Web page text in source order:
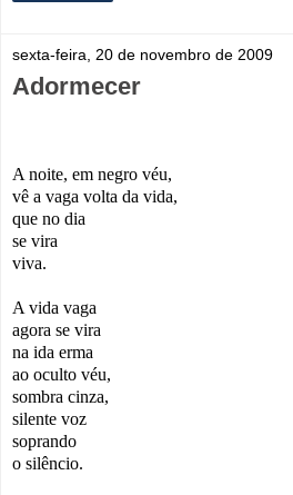
sexta-feira, 20 de novembro de 2009
Adormecer
A noite, em negro véu,
vê a vaga volta da vida,
que no dia
se vira
viva.
A vida vaga
agora se vira
na ida erma
ao oculto véu,
sombra cinza,
silente voz
soprando
o silêncio.